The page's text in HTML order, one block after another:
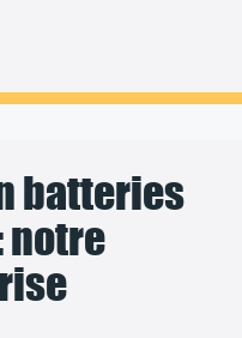
batteries
notre